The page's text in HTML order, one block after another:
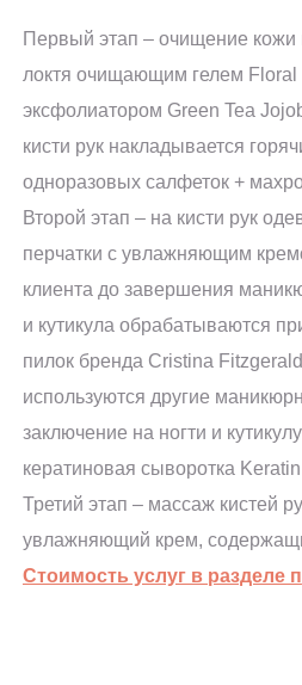
Первый этап – очищение кожи
локтя очищающим гелем Floral
эксфолиатором Green Tea
кисти рук накладывается
одноразовых салфеток +
Второй этап – на кисти рук
перчатки с увлажняющим
клиента до завершения
и кутикула обрабатываются
пилок бренда Cristina
используются другие
заключение на ногти и
кератиновая сыворотка
Третий этап – массаж кистей
увлажняющий крем,
Стоимость услуг в разделе